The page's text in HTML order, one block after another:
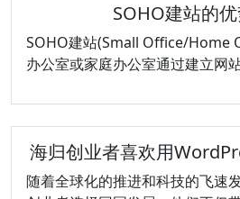
SOHO建站的
SOHO建站(Small Office/Home
办公室或家庭办公室通过建立网
海归创业者喜欢用
随着全球化的推进和科技的飞速